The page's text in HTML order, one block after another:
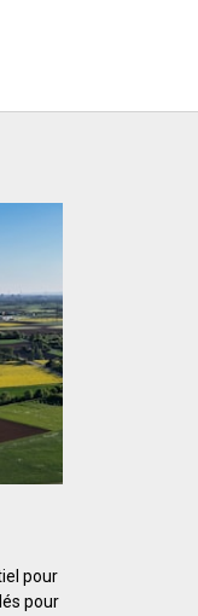
pour
pour